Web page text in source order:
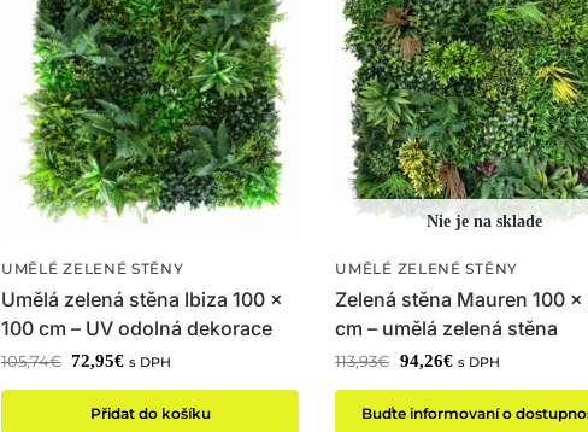
UMĚLÉ ZELENÉ STĚNY
Umělá zelená stěna Ibiza 100 x
100 cm – UV odolná dekorace
105,74€ 72,95€ s DPH
Přidat do košíku
UMĚLÉ ZELENÉ STĚNY
Zelená stěna Mauren 100 x
cm – umělá zelená stěna
113,93€ 94,26€ s DPH
Buďte informovaní o